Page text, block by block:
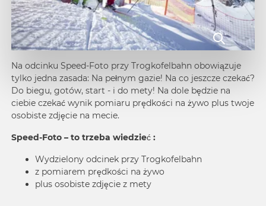
Na odcinku Speed-Foto przy Trogkofelbahn obowiązuje
tylko jedna zasada: Na pełnym gazie! Na co jeszcze czekać?
Do biegu, gotów, start - i do mety! Na dole będzie na
ciebie czekać wynik pomiaru prędkości na żywo plus twoje
osobiste zdjęcie na mecie.
Speed-Foto – to trzeba wiedzieć :
Wydzielony odcinek przy Trogkofelbahn
z pomiarem prędkości na żywo
plus osobiste zdjęcie z mety